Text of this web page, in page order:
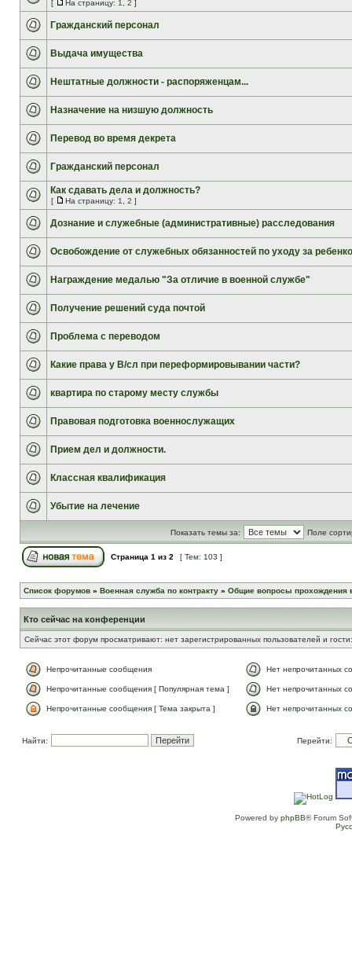
[ На страницу: 1 2 ]
Гражданский персонал
Выдача имущества
Нештатные должности - распоряженцам...
Назначение на низшую должность
Перевод во время декрета
Гражданский персонал
Как сдавать дела и должность?
[ На страницу: 1 2 ]
Дознание и служебные (административные) расследования
Освобождение от служебных обязанностей по уходу за
Награждение медалью "За отличие в военной службе"
Получение решений суда почтой
Проблема с переводом
Какие права у В/сл при переформировывании части?
квартира по старому месту службы
Правовая подготовка военнослужащих
Прием дел и должности.
Классная квалификация
Убытие на лечение
Показать темы за: Поле
Страница 1 из 2 [ Тем: 103 ]
Список форумов » Военная служба по контракту » Общие вопросы прохождения
Кто сейчас на конференции
Сейчас этот форум просматривают: нет зарегистрированных пользователей и
Непрочитанные сообщения Нет непрочитанных
Непрочитанные сообщения [ Популярная тема ] Нет непрочитанных
Непрочитанные сообщения [ Тема закрыта ] Нет непрочитанных
Найти: Перейти:
Powered by phpBB® Forum